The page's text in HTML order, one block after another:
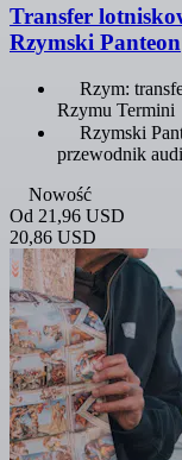
Transfer
Rzymski Panteon
Rzym:
Rzymu Termini
Rzymski
przewodnik
Nowość
Od 21,96 USD
20,86 USD